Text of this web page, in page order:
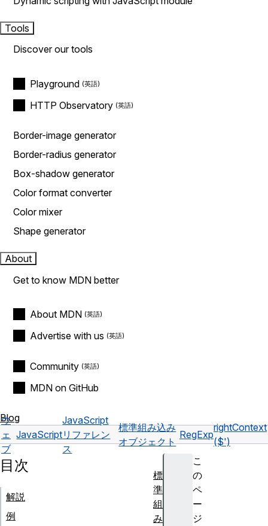
Tools
Discover our tools
Playground
HTTP Observatory
Border-image generator
Border-radius generator
Box-shadow generator
Color format converter
Color mixer
Shape generator
About
Get to know MDN better
About MDN
Advertise with us
Community
MDN on GitHub
Blog
ウ
ェ
ブ
JavaScript
JavaScript
リファレン
ス
標準組み込み
オブジェクト
RegExp
rightContext
($')
こ
の
ペ
ー
ジ
目次
解説
例
標
準
組
み